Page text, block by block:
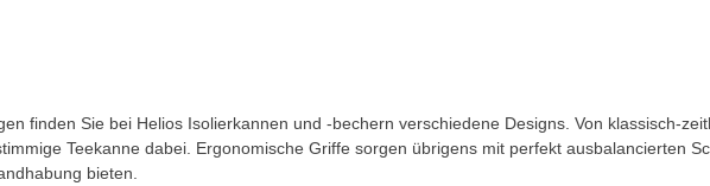
finden Sie bei Helios Isolierkannen und -bechern verschiedene Designs. Von klassisch-
Teekanne dabei. Ergonomische Griffe sorgen übrigens mit perfekt ausbalancierten
bieten.